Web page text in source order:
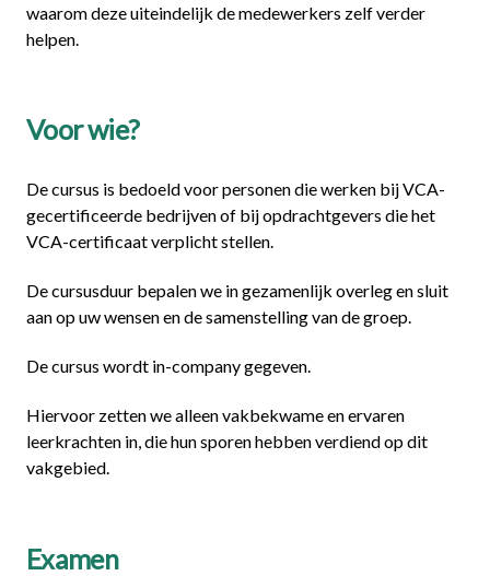
waarom deze uiteindelijk de medewerkers zelf verder
helpen.
Voor wie?
De cursus is bedoeld voor personen die werken bij VCA-
gecertificeerde bedrijven of bij opdrachtgevers die het
VCA-certificaat verplicht stellen.
De cursusduur bepalen we in gezamenlijk overleg en sluit
aan op uw wensen en de samenstelling van de groep.
De cursus wordt in-company gegeven.
Hiervoor zetten we alleen vakbekwame en ervaren
leerkrachten in, die hun sporen hebben verdiend op dit
vakgebied.
Examen